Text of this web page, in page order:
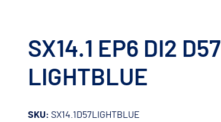
SX14.1 EP6 DI2 D57
LIGHTBLUE
SKU: SX14.1D57LIGHTBLUE